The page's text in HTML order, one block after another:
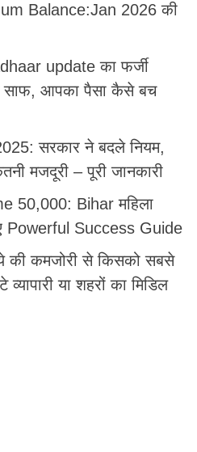
Balance:Jan 2026 की
update का फर्जी
साफ, आपका पैसा कैसे बच
सरकार ने बदले नियम,
मजदूरी – पूरी जानकारी
50,000: Bihar महिला
Powerful Success Guide
की कमजोरी से किसको सबसे
या शहरों का मिडिल